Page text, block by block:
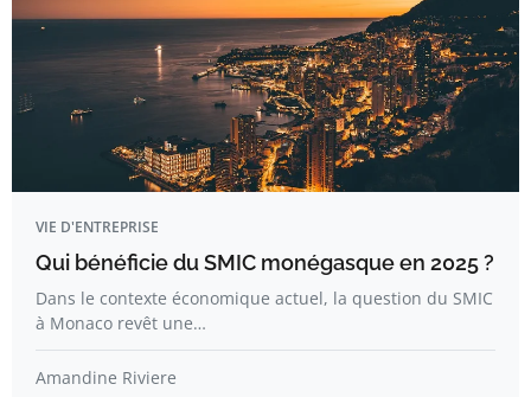
VIE D'ENTREPRISE
Qui bénéficie du SMIC monégasque en 2025 ?
Dans le contexte économique actuel, la question du SMIC
à Monaco revêt une…
Amandine Riviere